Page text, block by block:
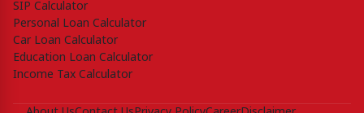
SIP Calculator
Personal Loan Calculator
Car Loan Calculator
Education Loan Calculator
Income Tax Calculator